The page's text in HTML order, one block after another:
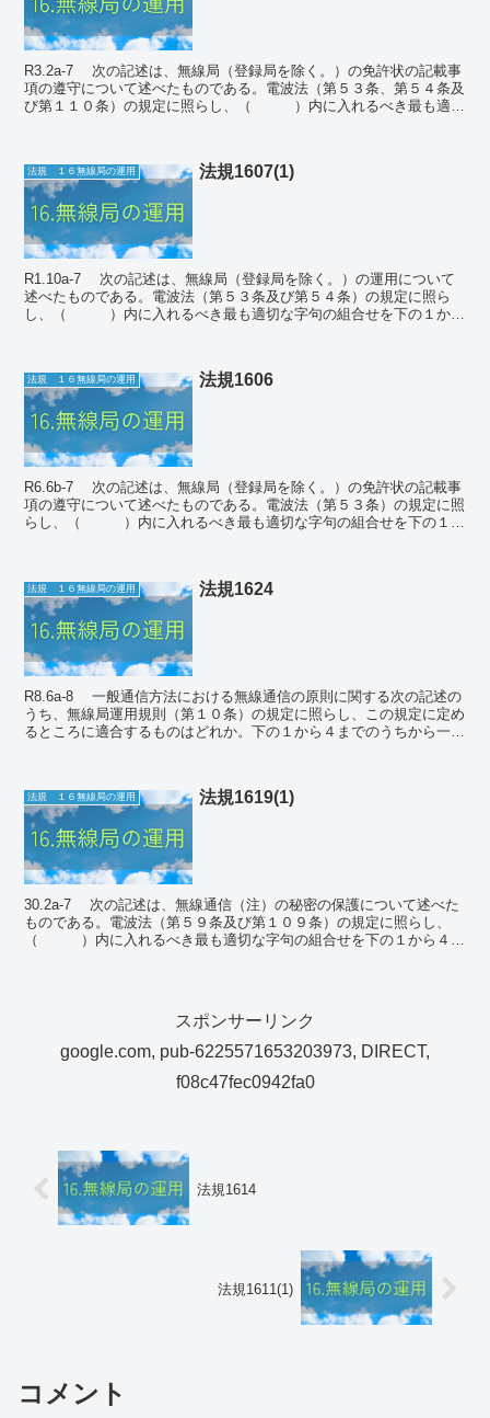
R3.2a-7 次の記述は、無線局（登録局を除く。）の免許状の記載事
項の遵守について述べたものである。電波法（第５３条、第５４条及
び第１１０条）の規定に照らし、（ ）内に入れるべき最も適切
法規 １６無線局の運用 法規1607(1)
R1.10a-7 次の記述は、無線局（登録局を除く。）の運用について
述べたものである。電波法（第５３条及び第５４条）の規定に照ら
し、（ ）内に入れるべき最も適切な字句の組合せを下の１から
法規 １６無線局の運用 法規1606
R6.6b-7 次の記述は、無線局（登録局を除く。）の免許状の記載事
項の遵守について述べたものである。電波法（第５３条）の規定に照
らし、（ ）内に入れるべき最も適切な字句の組合せを下の１か
法規 １６無線局の運用 法規1624
R8.6a-8 一般通信方法における無線通信の原則に関する次の記述の
うち、無線局運用規則（第１０条）の規定に照らし、この規定に定め
るところに適合するものはどれか。下の１から４までのうちから一つ
法規 １６無線局の運用 法規1619(1)
30.2a-7 次の記述は、無線通信（注）の秘密の保護について述べた
ものである。電波法（第５９条及び第１０９条）の規定に照らし、
（ ）内に入れるべき最も適切な字句の組合せを下の１から４ま
スポンサーリンク
google.com, pub-6225571653203973, DIRECT,
f08c47fec0942fa0
法規1614
法規1611(1)
コメント